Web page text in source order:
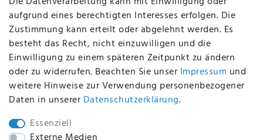
BEQUEM UND SICHER BEZAHLEN MIT
BEI UNS SIND SIE SICHER!
aufgrund eines berechtigten Interesses erfolgen. Die
Zustimmung kann erteilt oder abgelehnt werden. Es
besteht das Recht, nicht einzuwilligen und die
Einwilligung zu einem späteren Zeitpunkt zu ändern
oder zu widerrufen. Beachten Sie unser Impressum und
weitere Hinweise zur Verwendung personenbezogener
Daten in unserer Daten­schutz­erklärung.
Essenziell